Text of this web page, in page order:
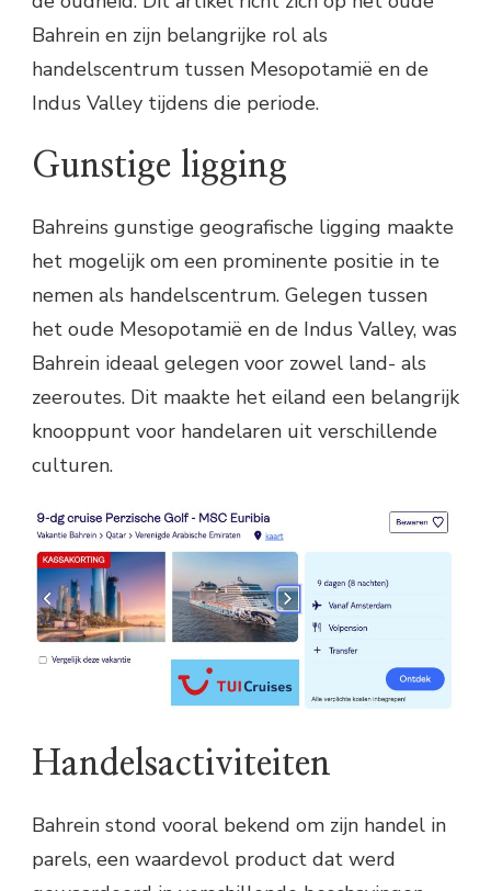
Bahrein en zijn belangrijke rol als
handelscentrum tussen Mesopotamië en de
Indus Valley tijdens die periode.
Gunstige ligging
Bahreins gunstige geografische ligging maakte
het mogelijk om een prominente positie in te
nemen als handelscentrum. Gelegen tussen
het oude Mesopotamië en de Indus Valley, was
Bahrein ideaal gelegen voor zowel land- als
zeeroutes. Dit maakte het eiland een belangrijk
knooppunt voor handelaren uit verschillende
culturen.
Handelsactiviteiten
Bahrein stond vooral bekend om zijn handel in
parels, een waardevol product dat werd